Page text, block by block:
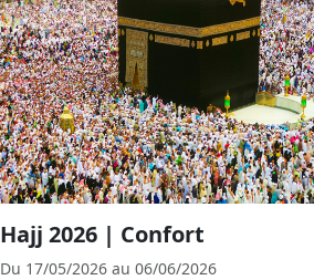
Hajj 2026 | Confort
Du 17/05/2026 au 06/06/2026